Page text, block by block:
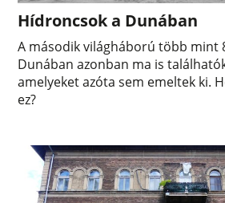
Hídroncsok a Dunában
A második világháború több mint
Dunában azonban ma is
amelyeket azóta sem emeltek ki.
ez?